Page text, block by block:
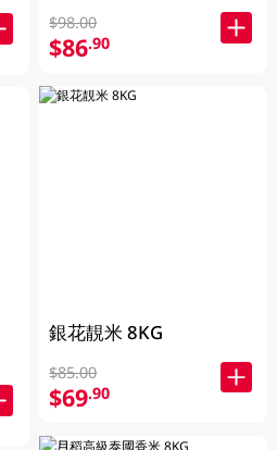
$98.00
$86.90
銀花靚米 8KG
$85.00
$69.90